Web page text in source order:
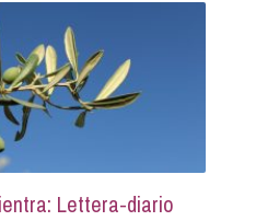
Lettera-diario